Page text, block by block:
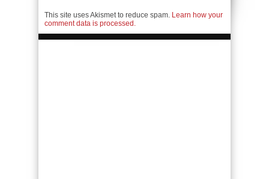
This site uses Akismet to reduce spam. Learn how your
comment data is processed.